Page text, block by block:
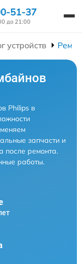
51-37
до 21:00
устройств
Philips в
запчасти и
после ремонта.
работы.